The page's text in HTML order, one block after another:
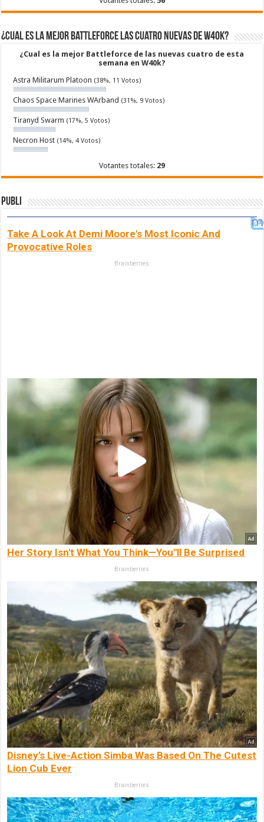
¿Cual es la mejor Battleforce las cuatro nuevas de W40k?
¿Cual es la mejor Battleforce de las nuevas cuatro de esta
semana en W40k?
Astra Militarum Platoon (38%, 11 Votos)
Chaos Space Marines WArband (31%, 9 Votos)
Tiranyd Swarm (17%, 5 Votos)
Necron Host (14%, 4 Votos)
Votantes totales: 29
Publi
Take A Look At Demi Moore's Most Iconic And
Provocative Roles
Brainberries
Her Story Isn't What You Think—You''ll Be Surprised
Brainberries
Disney’s Live-Action Simba Was Based On The Cutest
Lion Cub Ever
Brainberries